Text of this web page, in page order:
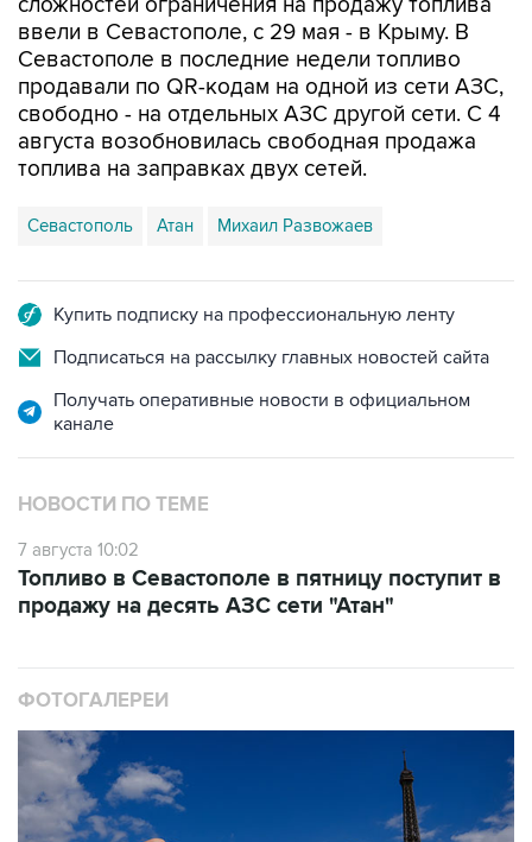
Севастополе в последние недели топливо
продавали по QR-кодам на одной из сети АЗС,
свободно - на отдельных АЗС другой сети. С 4
августа возобновилась свободная продажа
топлива на заправках двух сетей.
Севастополь Атан Михаил Развожаев
Подписаться на рассылку главных новостей сайта
Получать оперативные новости в официальном
НОВОСТИ ПО ТЕМЕ
7 августа 10:02
продажу на десять АЗС сети "Атан"